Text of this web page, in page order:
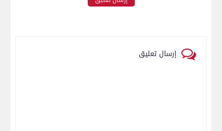
إرسال تعليق